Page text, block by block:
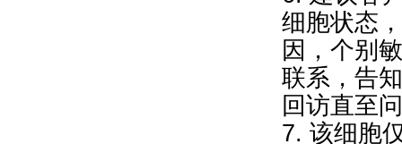
细胞状态
因，个别
联系，告
回访直至
7. 该细胞